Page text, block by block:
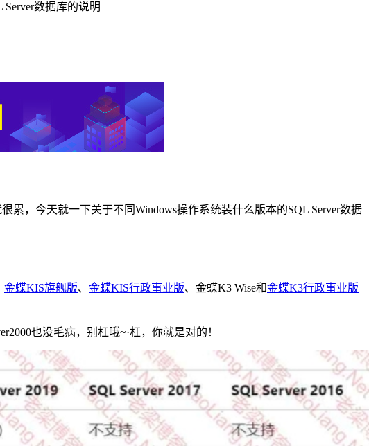
数据库的说明
累，今天就一下关于不同Windows操作系统装什么版本的SQL Server数据
金蝶KIS旗舰版、 金蝶KIS行政事业版、金蝶K3 Wise和金蝶K3行政事业版
也没毛病，别杠哦~·杠，你就是对的！